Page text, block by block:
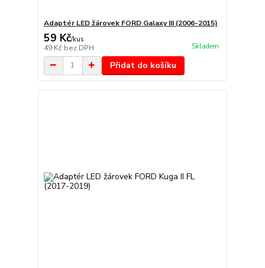
Adaptér LED žárovek FORD Galaxy III (2006-2015)
59 Kč/kus
49 Kč bez DPH Skladem
Přidat do košíku